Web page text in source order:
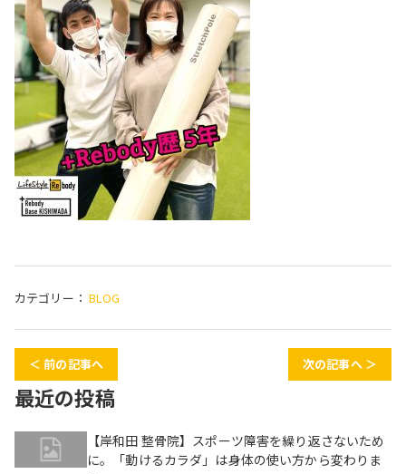
カテゴリー： BLOG
＜ 前の記事へ 次の記事へ ＞
最近の投稿
【岸和田 整骨院】スポーツ障害を繰り返さないため
に。「動けるカラダ」は身体の使い方から変わりま